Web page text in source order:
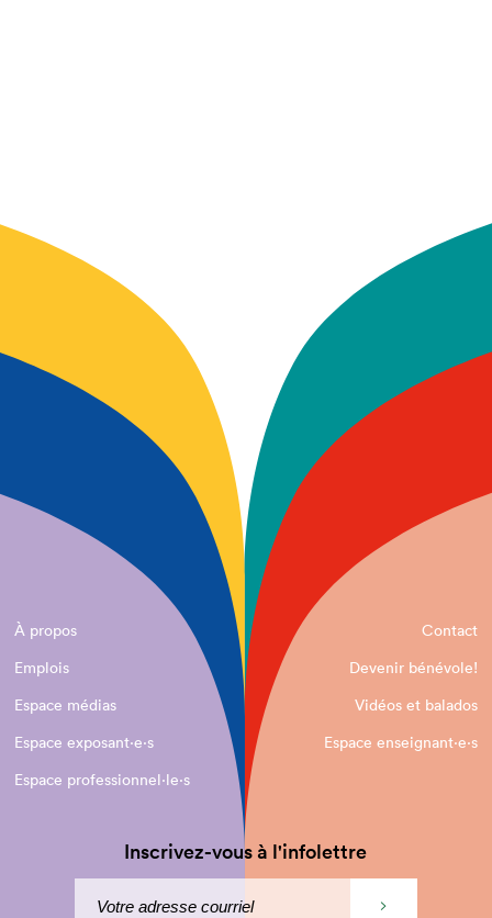
À propos
Contact
Emplois
Devenir bénévole!
Espace médias
Vidéos et balados
Espace exposant·e⋅s
Espace enseignant·e⋅s
Espace professionnel·le⋅s
Inscrivez-vous à l'infolettre